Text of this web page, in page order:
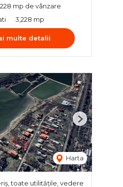
mp de vânzare
3,228 mp
multe detalii
Harta
Next
toate utilitățile, vedere